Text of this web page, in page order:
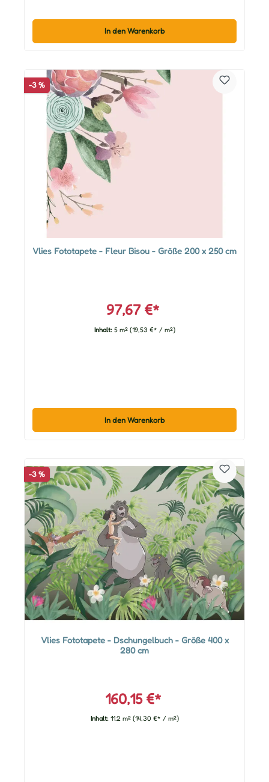
In den Warenkorb
-3 %
Vlies Fototapete - Fleur Bisou - Größe 200 x 250 cm
97,67 €*
Inhalt: 5 m² (19,53 €* / m²)
In den Warenkorb
-3 %
Vlies Fototapete - Dschungelbuch - Größe 400 x
280 cm
160,15 €*
Inhalt: 11.2 m² (14,30 €* / m²)